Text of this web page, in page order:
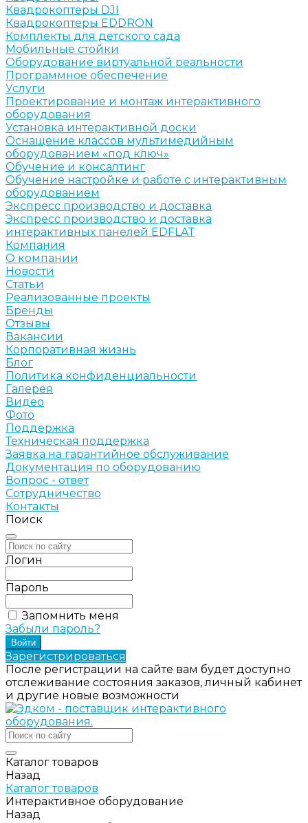
Квадрокоптеры DJI
Квадрокоптеры EDDRON
Комплекты для детского сада
Мобильные стойки
Оборудование виртуальной реальности
Программное обеспечение
Услуги
Проектирование и монтаж интерактивного
оборудования
Установка интерактивной доски
Оснащение классов мультимедийным
оборудованием «под ключ»
Обучение и консалтинг
Обучение настройке и работе с интерактивным
оборудованием
Экспресс производство и доставка
Экспресс производство и доставка
интерактивных панелей EDFLAT
Компания
О компании
Новости
Статьи
Реализованные проекты
Бренды
Отзывы
Вакансии
Корпоративная жизнь
Блог
Политика конфиденциальности
Галерея
Видео
Фото
Поддержка
Техническая поддержка
Заявка на гарантийное обслуживание
Документация по оборудованию
Вопрос - ответ
Сотрудничество
Контакты
Поиск
Логин
Пароль
Запомнить меня
Забыли пароль?
Зарегистрироваться
После регистрации на сайте вам будет доступно
отслеживание состояния заказов, личный кабинет
и другие новые возможности
Каталог товаров
Назад
Каталог товаров
Интерактивное оборудование
Назад